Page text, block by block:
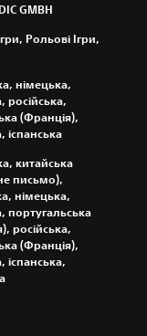
GMBH
Рольові Ігри,
німецька,
російська,
(Франція),
іспанська
китайська
письмо),
німецька,
португальська
російська,
(Франція),
іспанська,